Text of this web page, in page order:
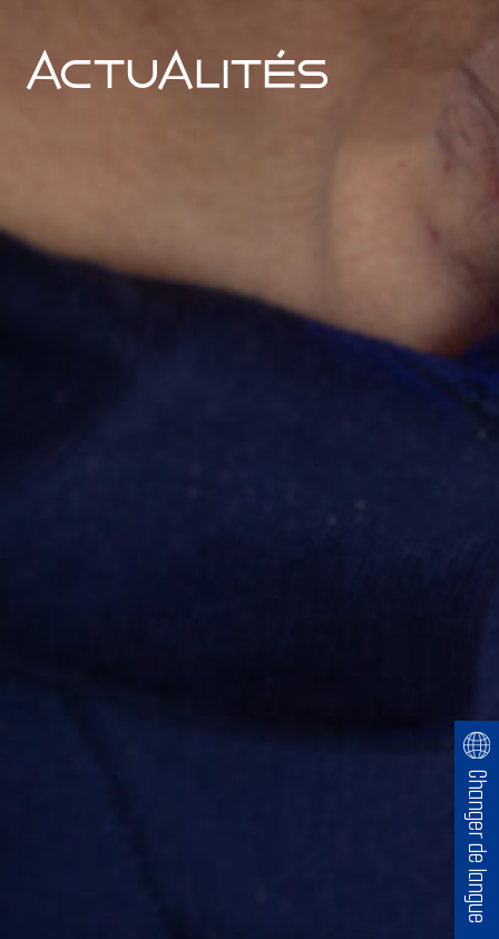
Changer de langue
Actualités